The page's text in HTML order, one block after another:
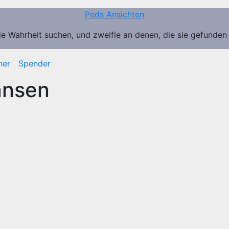
Peds Ansichten
Wahrheit suchen, und zweifle an denen, die sie
Spender